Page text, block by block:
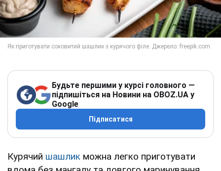
Будьте першими у курсі головного —
підпишіться на Новини на OBOZ.UA у
Google
Підписатися
Курячий шашлик можна легко приготувати